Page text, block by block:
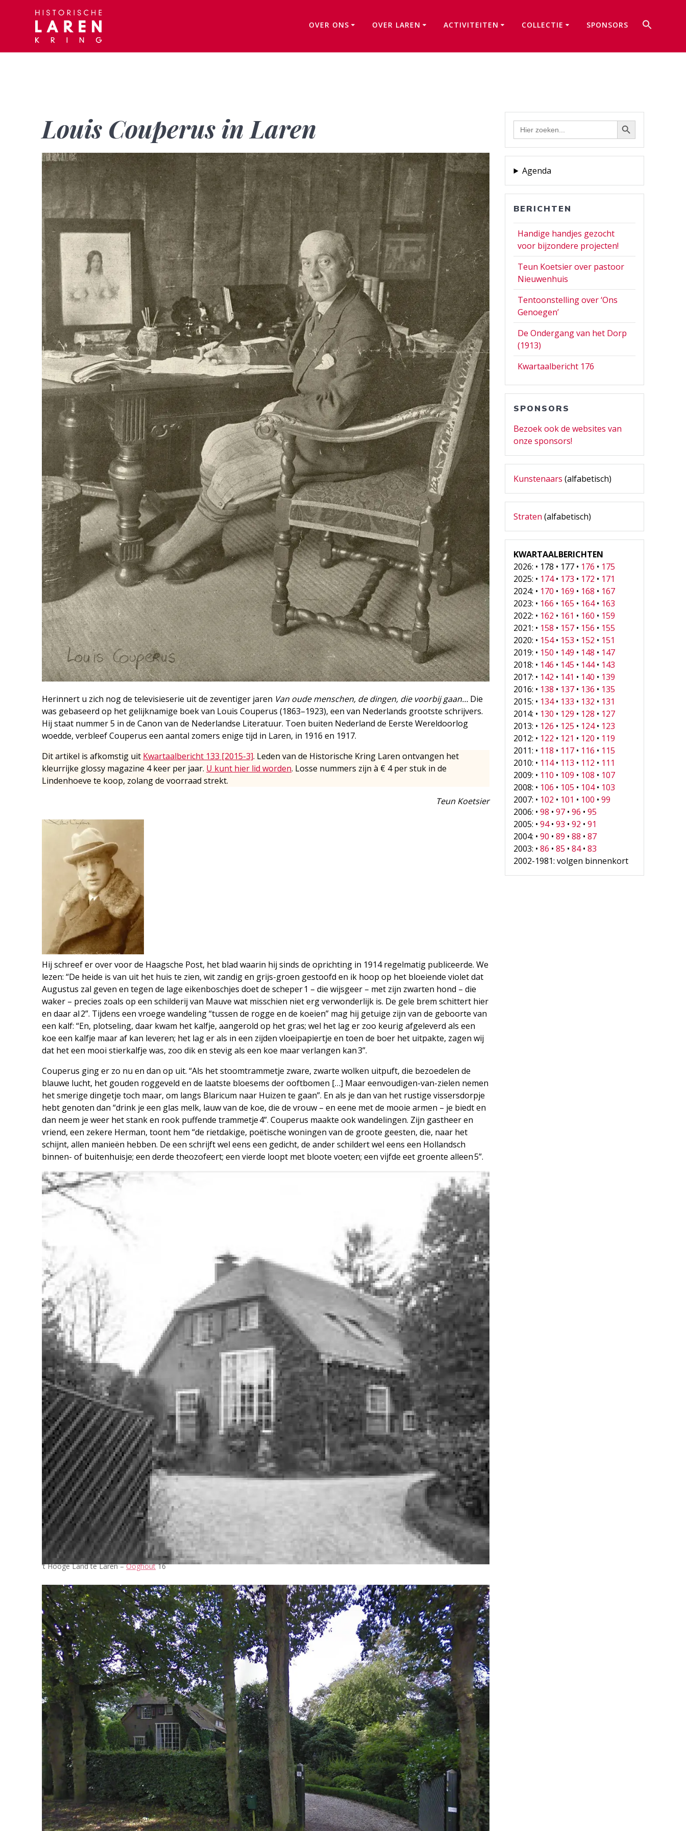
OVER ONS OVER LAREN ACTIVITEITEN COLLECTIE SPONSORS
Louis Couperus in Laren
Herinnert u zich nog de televisieserie uit de zeventiger jaren Van oude menschen, de dingen, die voorbij gaan… Die
was gebaseerd op het gelijknamige boek van Louis Couperus (1863–1923), een van Nederlands grootste schrijvers.
Hij staat nummer 5 in de Canon van de Nederlandse Literatuur. Toen buiten Nederland de Eerste Wereldoorlog
woedde, verbleef Couperus een aantal zomers enige tijd in Laren, in 1916 en 1917.
Dit artikel is afkomstig uit Kwartaalbericht 133 [2015-3]. Leden van de Historische Kring Laren ontvangen het
kleurrijke glossy magazine 4 keer per jaar. U kunt hier lid worden. Losse nummers zijn à € 4 per stuk in de
Lindenhoeve te koop, zolang de voorraad strekt.
Teun Koetsier
Hij schreef er over voor de Haagsche Post, het blad waarin hij sinds de oprichting in 1914 regelmatig publiceerde. We
lezen: “De heide is van uit het huis te zien, wit zandig en grijs-groen gestoofd en ik hoop op het bloeiende violet dat
Augustus zal geven en tegen de lage eikenboschjes doet de scheper 1 – die wijsgeer – met zijn zwarten hond – die
waker – precies zoals op een schilderij van Mauve wat misschien niet erg verwonderlijk is. De gele brem schittert hier
en daar al 2”. Tijdens een vroege wandeling “tussen de rogge en de koeien” mag hij getuige zijn van de geboorte van
een kalf: “En, plotseling, daar kwam het kalfje, aangerold op het gras; wel het lag er zoo keurig afgeleverd als een
koe een kalfje maar af kan leveren; het lag er als in een zijden vloeipapiertje en toen de boer het uitpakte, zagen wij
dat het een mooi stierkalfje was, zoo dik en stevig als een koe maar verlangen kan 3”.
Couperus ging er zo nu en dan op uit. “Als het stoomtrammetje zware, zwarte wolken uitpuft, die bezoedelen de
blauwe lucht, het gouden roggeveld en de laatste bloesems der ooftbomen […] Maar eenvoudigen-van-zielen nemen
het smerige dingetje toch maar, om langs Blaricum naar Huizen te gaan”. En als je dan van het rustige vissersdorpje
hebt genoten dan “drink je een glas melk, lauw van de koe, die de vrouw – en eene met de mooie armen – je biedt en
dan neem je weer het stank en rook puffende trammetje 4”. Couperus maakte ook wandelingen. Zijn gastheer en
vriend, een zekere Herman, toont hem “de rietdakige, poëtische woningen van de groote geesten, die, naar het
schijnt, allen manieën hebben. De een schrijft wel eens een gedicht, de ander schildert wel eens een Hollandsch
binnen- of buitenhuisje; een derde theozofeert; een vierde loopt met bloote voeten; een vijfde eet groente alleen 5”.
’t Hooge Land te Laren –Ooghout16
Zoek
naar:
Zoekknop
Agenda
BERICHTEN
Handige handjes gezocht
voor bijzondere projecten!
Teun Koetsier over pastoor
Nieuwenhuis
Tentoonstelling over ‘Ons
Genoegen’
De Ondergang van het Dorp
(1913)
Kwartaalbericht 176
SPONSORS
Bezoek ook de websites van
onze sponsors!
Kunstenaars (alfabetisch)
Straten (alfabetisch)
KWARTAALBERICHTEN
2026: • 178 • 177 • 176 • 175
2025: • 174• 173 • 172 • 171
2024: • 170 • 169 • 168 • 167
2023: • 166 • 165 • 164• 163
2022: • 162 • 161 • 160 • 159
2021: • 158 • 157 • 156 • 155
2020: • 154• 153 • 152 • 151
2019: • 150 • 149 • 148 • 147
2018: • 146 • 145 • 144• 143
2017: • 142 • 141 • 140 • 139
2016: • 138 • 137 • 136 • 135
2015: • 134• 133 • 132 • 131
2014: • 130 • 129 • 128 • 127
2013: • 126 • 125 • 124• 123
2012: • 122 • 121 • 120 • 119
2011: • 118 • 117 • 116 • 115
2010: • 114• 113 • 112 • 111
2009: • 110 • 109 • 108 • 107
2008: • 106 • 105 • 104• 103
2007: • 102 • 101 • 100 •99
2006: •98 •97 •96 •95
2005: •94•93 •92 •91
2004: •90 •89 •88 •87
2003: •86 •85 •84•83
2002-1981: volgen binnenkort